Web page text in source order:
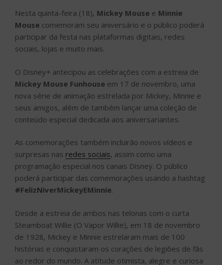
Nesta quinta-feira (18), Mickey Mouse e Minnie
Mouse comemoram seu aniversário e o público poderá
participar da festa nas plataformas digitais, redes
sociais, lojas e muito mais.
O Disney+ antecipou as celebrações com a estreia de
Mickey Mouse Funhouse em 17 de novembro, uma
nova série de animação estrelada por Mickey, Minnie e
seus amigos, além de também lançar uma coleção de
conteúdo especial dedicada aos aniversariantes.
As comemorações também incluirão novos vídeos e
surpresas nas redes sociais, assim como uma
programação especial nos canais Disney. O público
poderá participar das comemorações usando a hashtag
#FelizNiverMickeyEMinnie.
Desde a estreia de ambos nas telonas com o curta
Steamboat Willie (O Vapor Willie), em 18 de novembro
de 1928, Mickey e Minnie estrelaram mais de 100
histórias e conquistaram os corações de legiões de fãs
ao redor do mundo. A atitude otimista, alegre e curiosa